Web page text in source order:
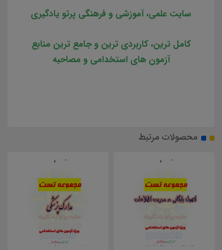
سایت علمی، آموزشی و فرهنگی پرتو یادگیری
کامل ترین، کاربردی ترین و جامع ترین منابع
آزمون های استخدامی و مصاحبه
محصولات مرتبط